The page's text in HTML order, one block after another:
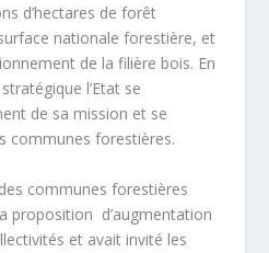
d’hectares de forêt
nationale forestière, et
de la filière bois. En
l’Etat se
de sa mission et se
communes forestières.
communes forestières
proposition d’augmentation
et avait invité les